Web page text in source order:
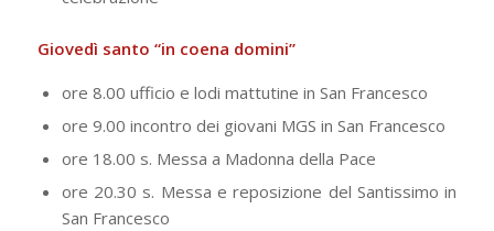
Giovedì santo “in coena domini”
ore 8.00 ufficio e lodi mattutine in San Francesco
ore 9.00 incontro dei giovani MGS in San Francesco
ore 18.00 s. Messa a Madonna della Pace
ore 20.30 s. Messa e reposizione del Santissimo in
San Francesco